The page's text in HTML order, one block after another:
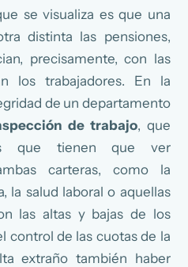
se visualiza es que una
distinta las pensiones,
precisamente, con las
los trabajadores. En la
de un departamento
de trabajo, que
que tienen que ver
carteras, como la
la salud laboral o aquellas
las altas y bajas de los
control de las cuotas de la
extraño también haber